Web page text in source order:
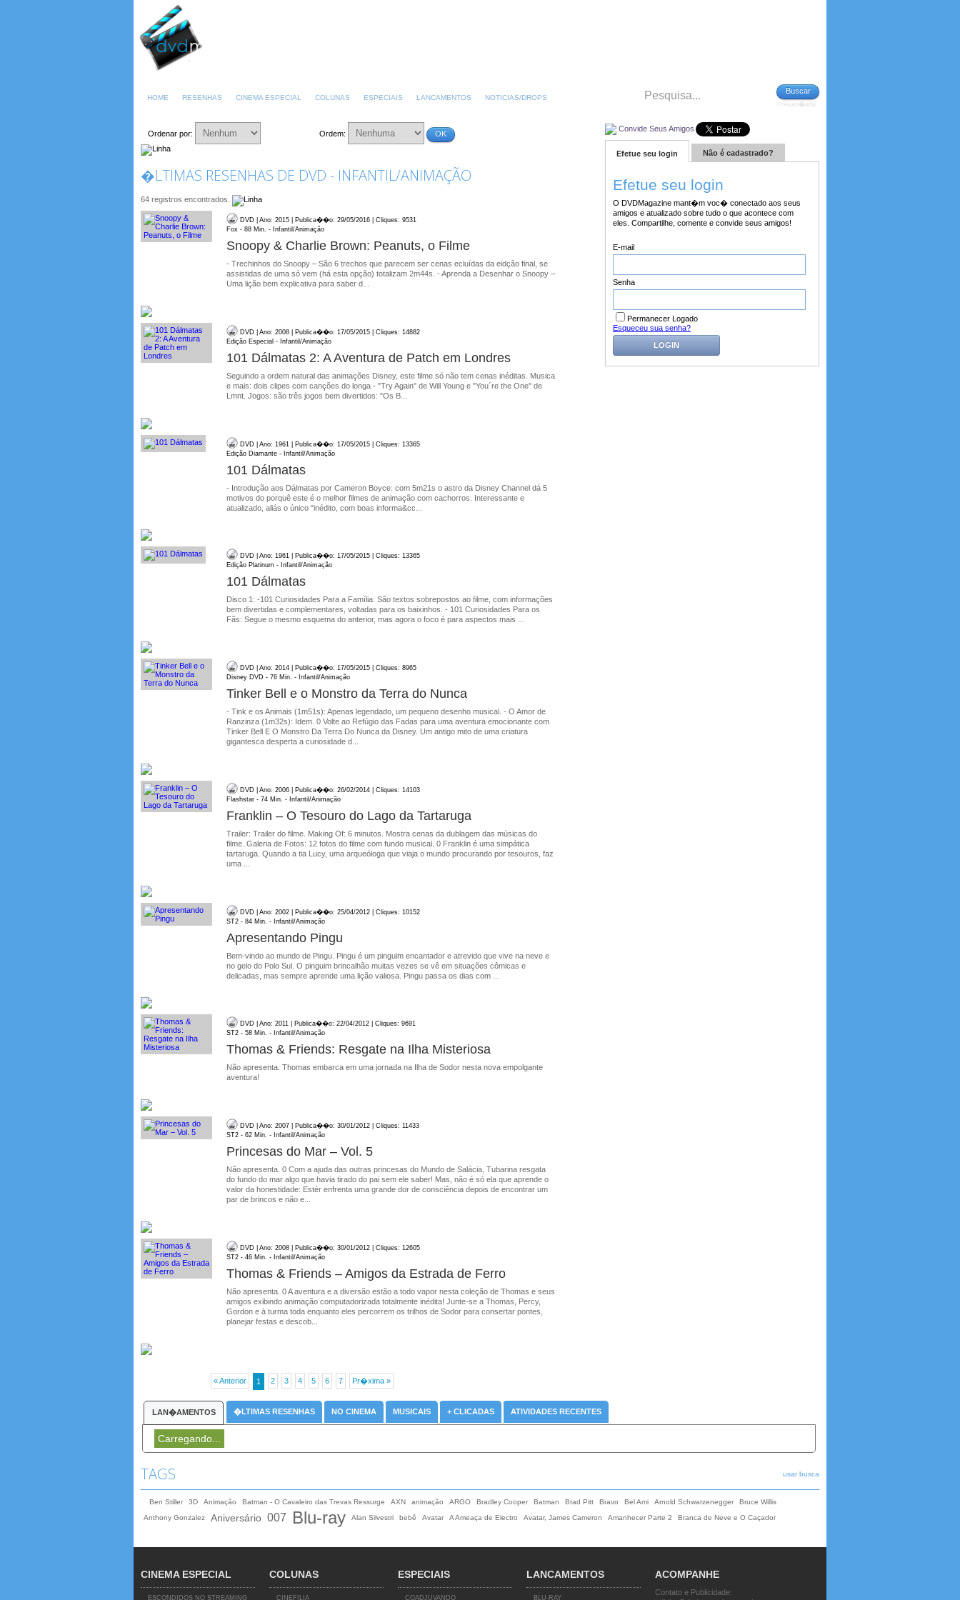
HOME RESENHAS CINEMA ESPECIAL COLUNAS ESPECIAIS LANCAMENTOS NOTICIAS/DROPS
Buscar
>>Avan�ada
Ordenar por: Ordem: OK
�LTIMAS RESENHAS DE DVD - INFANTIL/ANIMAÇÃO
64 registros encontrados.
DVD | Ano: 2015 | Publica��o: 29/05/2016 | Cliques: 9531
Fox - 88 Min. - Infantil/Animação
Snoopy & Charlie Brown: Peanuts, o Filme
- Trechinhos do Snoopy – São 6 trechos que parecem ser cenas ecluídas da eidção final, se
assistidas de uma só vem (há esta opção) totalizam 2m44s. - Aprenda a Desenhar o Snoopy –
Uma lição bem explicativa para saber d...
DVD | Ano: 2008 | Publica��o: 17/05/2015 | Cliques: 14882
Edição Especial - Infantil/Animação
101 Dálmatas 2: A Aventura de Patch em Londres
Seguindo a ordem natural das animações Disney, este filme só não tem cenas inéditas. Musica
e mais: dois clipes com canções do longa - "Try Again" de Will Young e "You´re the One" de
Lmnt. Jogos: são três jogos bem divertidos: "Os B...
DVD | Ano: 1961 | Publica��o: 17/05/2015 | Cliques: 13365
Edição Diamante - Infantil/Animação
101 Dálmatas
- Introdução aos Dálmatas por Cameron Boyce: com 5m21s o astro da Disney Channel dá 5
motivos do porquê este é o melhor filmes de animação com cachorros. Interessante e
atualizado, aliás o único "inédito, com boas informa&cc...
DVD | Ano: 1961 | Publica��o: 17/05/2015 | Cliques: 13365
Edição Platinum - Infantil/Animação
101 Dálmatas
Disco 1: -101 Curiosidades Para a Família: São textos sobrepostos ao filme, com informações
bem divertidas e complementares, voltadas para os baixinhos. - 101 Curiosidades Para os
Fãs: Segue o mesmo esquema do anterior, mas agora o foco é para aspectos mais ...
DVD | Ano: 2014 | Publica��o: 17/05/2015 | Cliques: 8965
Disney DVD - 76 Min. - Infantil/Animação
Tinker Bell e o Monstro da Terra do Nunca
- Tink e os Animais (1m51s): Apenas legendado, um pequeno desenho musical. - O Amor de
Ranzinza (1m32s): Idem. 0 Volte ao Refúgio das Fadas para uma aventura emocionante com
Tinker Bell E O Monstro Da Terra Do Nunca da Disney. Um antigo mito de uma criatura
gigantesca desperta a curiosidade d...
DVD | Ano: 2006 | Publica��o: 26/02/2014 | Cliques: 14103
Flashstar - 74 Min. - Infantil/Animação
Franklin – O Tesouro do Lago da Tartaruga
Trailer: Trailer do filme. Making Of: 6 minutos. Mostra cenas da dublagem das músicas do
filme. Galeria de Fotos: 12 fotos do filme com fundo musical. 0 Franklin é uma simpática
tartaruga. Quando a tia Lucy, uma arqueóloga que viaja o mundo procurando por tesouros, faz
uma ...
DVD | Ano: 2002 | Publica��o: 25/04/2012 | Cliques: 10152
ST2 - 84 Min. - Infantil/Animação
Apresentando Pingu
Bem-vindo ao mundo de Pingu. Pingu é um pinguim encantador e atrevido que vive na neve e
no gelo do Polo Sul. O pinguim brincalhão muitas vezes se vê em situações cômicas e
delicadas, mas sempre aprende uma lição valiosa. Pingu passa os dias com ...
DVD | Ano: 2011 | Publica��o: 22/04/2012 | Cliques: 9691
ST2 - 58 Min. - Infantil/Animação
Thomas & Friends: Resgate na Ilha Misteriosa
Não apresenta. Thomas embarca em uma jornada na Ilha de Sodor nesta nova empolgante
aventura!
DVD | Ano: 2007 | Publica��o: 30/01/2012 | Cliques: 11433
ST2 - 62 Min. - Infantil/Animação
Princesas do Mar – Vol. 5
Não apresenta. 0 Com a ajuda das outras princesas do Mundo de Salácia, Tubarina resgata
do fundo do mar algo que havia tirado do pai sem ele saber! Mas, não é só ela que aprende o
valor da honestidade: Estér enfrenta uma grande dor de consciência depois de encontrar um
par de brincos e não e...
DVD | Ano: 2008 | Publica��o: 30/01/2012 | Cliques: 12605
ST2 - 46 Min. - Infantil/Animação
Thomas & Friends – Amigos da Estrada de Ferro
Não apresenta. 0 A aventura e a diversão estão a todo vapor nesta coleção de Thomas e seus
amigos exibindo animação computadorizada totalmente inédita! Junte-se a Thomas, Percy,
Gordon e à turma toda enquanto eles percorrem os trilhos de Sodor para consertar pontes,
planejar festas e descob...
« Anterior 1 2 3 4 5 6 7 Pr�xima »
Convide Seus Amigos
Efetue seu login Não é cadastrado?
Efetue seu login
O DVDMagazine mant�m voc� conectado aos seus
amigos e atualizado sobre tudo o que acontece com
eles. Compartilhe, comente e convide seus amigos!
E-mail
Senha
Permanecer Logado
Esqueceu sua senha?
LOGIN
LAN�AMENTOS �LTIMAS RESENHAS NO CINEMA MUSICAIS + CLICADAS ATIVIDADES RECENTES
Carregando...
TAGS usar busca
Ben Stiller 3D Animação Batman - O Cavaleiro das Trevas Ressurge AXN animação ARGO Bradley Cooper Batman Brad Pitt Bravo Bel Ami Arnold Schwarzenegger
Bruce Willis
Anthony Gonzalez
Aniversário 007 Blu-ray Alan Silvestri bebê Avatar A Ameaça de Electro Avatar, James Cameron Amanhecer Parte 2 Branca de Neve e O Caçador
CINEMA ESPECIAL
ESCONDIDOS NO STREAMING
COLUNAS
CINEFILIA
ESPECIAIS
COADJUVANDO
LANCAMENTOS
BLU-RAY
ACOMPANHE
Contato e Publicidade: